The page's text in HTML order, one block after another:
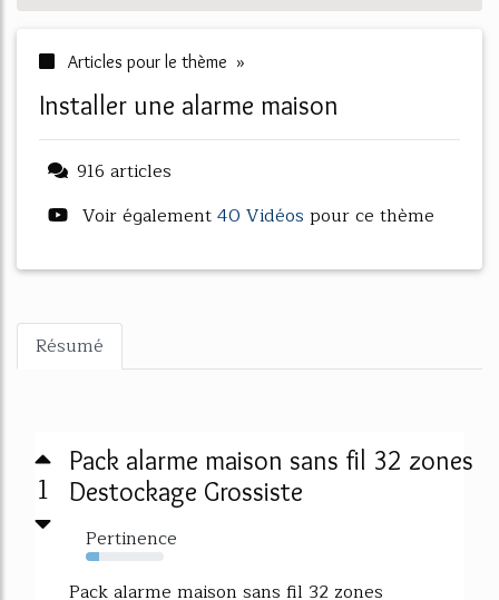
Articles pour le thème »
installer une alarme maison
916 articles
Voir également40 Vidéos pour ce thème
Résumé
1
Pack alarme maison sans fil 32 zones
Destockage Grossiste
Pertinence
17%
Pack alarme maison sans fil 32 zones